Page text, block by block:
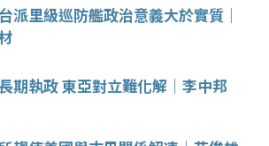
派里級巡防艦政治意義大於實質｜
期執政 東亞對立難化解｜李中邦